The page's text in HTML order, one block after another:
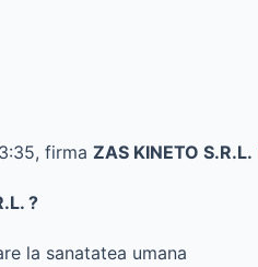
firma ZAS KINETO S.R.L.
?
la sanatatea umana